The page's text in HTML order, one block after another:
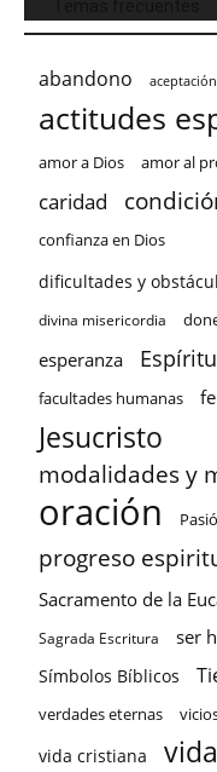
abandono aceptación
actitudes
amor a Dios amor al
caridad
confianza en Dios
dificultades y
divina misericordia
esperanza
facultades humanas fe
Jesucristo
modalidades y
oración
progreso
Sacramento de la
Sagrada Escritura ser
Símbolos Bíblicos
verdades eternas
vida cristiana